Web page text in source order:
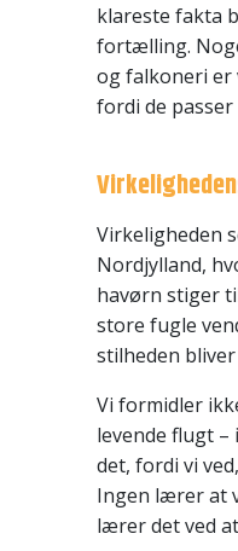
klareste fakta
fortælling.
og falkoneri er
fordi de
Virkeligheden
Nordjylland,
havørn stiger
store fugle
stilheden
Vi formidler
levende flugt –
det, fordi vi
Ingen lærer at
lærer det ved